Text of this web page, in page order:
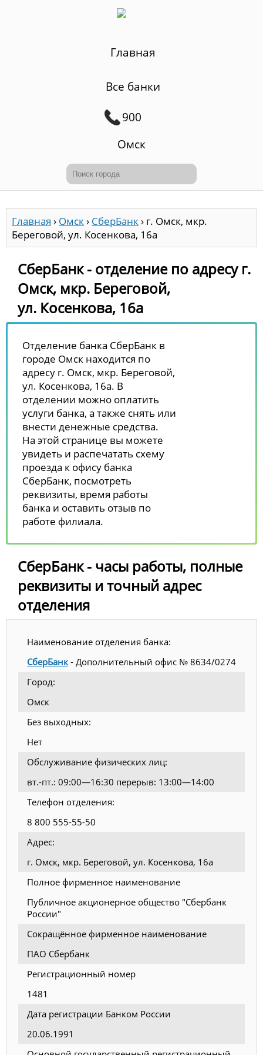
Главная
Все банки
900
Омск
Главная › Омск› СберБанк› г. Омск, мкр.
Береговой, ул. Косенкова, 16а
СберБанк - отделение по адресу г.
Омск, мкр. Береговой,
ул. Косенкова, 16а
Отделение банка СберБанк в
городе Омск находится по
адресу г. Омск, мкр. Береговой,
ул. Косенкова, 16а. В
отделении можно оплатить
услуги банка, а также снять или
внести денежные средства.
На этой странице вы можете
увидеть и распечатать схему
проезда к офису банка
СберБанк, посмотреть
реквизиты, время работы
банка и оставить отзыв по
работе филиала.
СберБанк - часы работы, полные
реквизиты и точный адрес
отделения
Наименование отделения банка:
СберБанк - Дополнительный офис № 8634/0274
Город:
Омск
Без выходных:
Нет
Обслуживание физических лиц:
вт.-пт.: 09:00—16:30 перерыв: 13:00—14:00
Телефон отделения:
8 800 555-55-50
Адрес:
г. Омск, мкр. Береговой, ул. Косенкова, 16а
Полное фирменное наименование
Публичное акционерное общество "Сбербанк
России"
Сокращённое фирменное наименование
ПАО Сбербанк
Регистрационный номер
1481
Дата регистрации Банком России
20.06.1991